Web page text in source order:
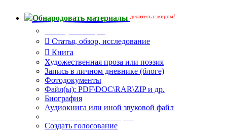
Обнародовать материалы делитесь с миром!
Статья, обзор, исследование
Книга
Художественная проза или поэзия
Запись в личном дневнике (блоге)
Фотодокументы
Файл(ы): PDF\DOC\RAR\ZIP и др.
Биография
Аудиокнига или иной звуковой файл
Создать голосование